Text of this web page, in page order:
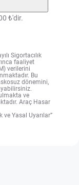
₺'dir.
Sigortacılık
faaliyet
verilerini
Bu
dönemini,
ve
Araç Hasar
ve Yasal Uyarılar”